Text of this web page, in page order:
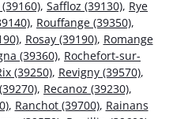
, Saffloz (39130), Rye
, Rouffange (39350),
, Rosay (39190), Romange
(39360), Rochefort-sur-
(39250), Revigny (39570),
, Recanoz (39230),
, Ranchot (39700), Rainans